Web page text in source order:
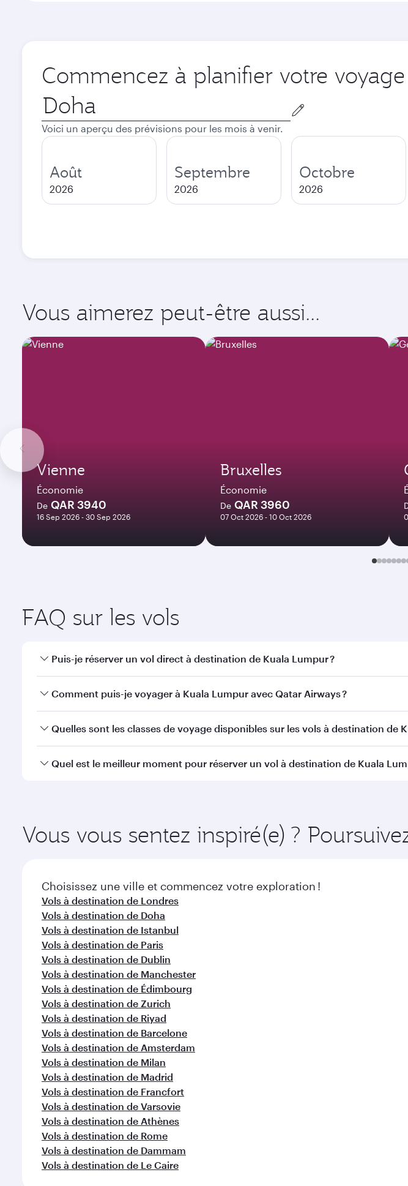
Commencez à planifier votre
Ville
de
départ
Voici un aperçu des prévisions pour les mois à venir.
Août
2026
Septembre
2026
Octobre
2026
Vous aimerez peut-être aussi...
Vienne
Économie
De QAR 3940
16 Sep 2026 - 30 Sep 2026
Bruxelles
Économie
De QAR 3960
07 Oct 2026 - 10 Oct 2026
FAQ sur les vols
Puis-je réserver un vol direct à destination de Kuala Lumpur ?
Oui, Qatar Airways opère des vols directs vers Kuala Lumpur. Recherchez les
Comment puis-je voyager à Kuala Lumpur avec Qatar Airways ?
Vous pouvez voyager directement à Kuala Lumpur avec Qatar Airways. Nous
Quelles sont les classes de voyage disponibles sur les vols à destination de
La disponibilité des classes de voyage dépend de l'itinéraire et de la
Quel est le meilleur moment pour réserver un vol à destination de Kuala
Vous vous sentez inspiré(e) ?
Choisissez une ville et commencez votre exploration !
Vols à destination de Londres
Vols à destination de Doha
Vols à destination de Istanbul
Vols à destination de Paris
Vols à destination de Dublin
Vols à destination de Manchester
Vols à destination de Édimbourg
Vols à destination de Zurich
Vols à destination de Riyad
Vols à destination de Barcelone
Vols à destination de Amsterdam
Vols à destination de Milan
Vols à destination de Madrid
Vols à destination de Francfort
Vols à destination de Varsovie
Vols à destination de Athènes
Vols à destination de Rome
Vols à destination de Dammam
Vols à destination de Le Caire